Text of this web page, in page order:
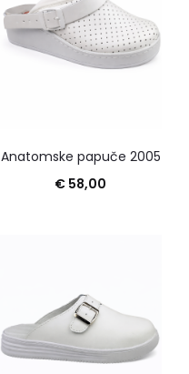
Anatomske papuče 2005
€ 58,00